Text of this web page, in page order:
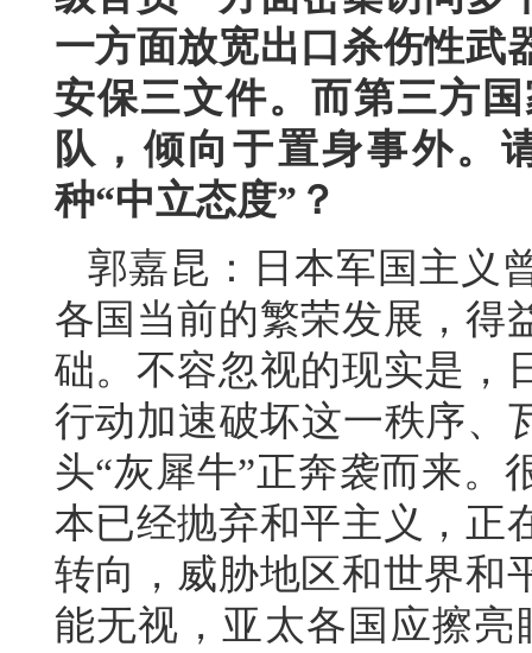
一方面放宽出口杀伤性武
安保三文件。而第三方
队，倾向于置身事外。
种“中立态度”？
郭嘉昆：日本军国主义
各国当前的繁荣发展，得
础。不容忽视的现实是，
行动加速破坏这一秩序、
头“灰犀牛”正奔袭而来。
本已经抛弃和平主义，正
转向，威胁地区和世界和
能无视，亚太各国应擦